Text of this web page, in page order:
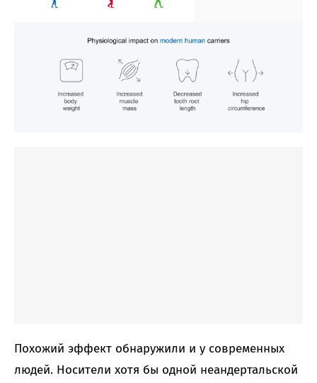
Похожий эффект обнаружили и у современных
людей. Носители хотя бы одной неандертальской